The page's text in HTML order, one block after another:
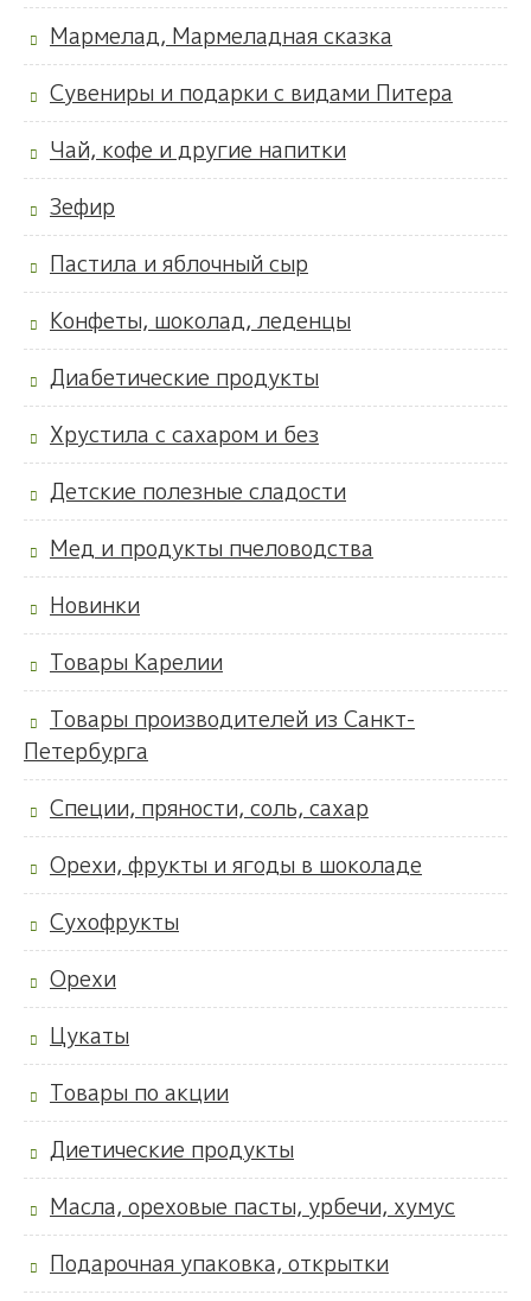
Мармелад, Мармеладная сказка
Сувениры и подарки с видами Питера
Чай, кофе и другие напитки
Зефир
Пастила и яблочный сыр
Конфеты, шоколад, леденцы
Диабетические продукты
Хрустила с сахаром и без
Детские полезные сладости
Мед и продукты пчеловодства
Новинки
Товары Карелии
Товары производителей из Санкт-
Петербурга
Специи, пряности, соль, сахар
Орехи, фрукты и ягоды в шоколаде
Сухофрукты
Орехи
Цукаты
Товары по акции
Диетические продукты
Масла, ореховые пасты, урбечи, хумус
Подарочная упаковка, открытки